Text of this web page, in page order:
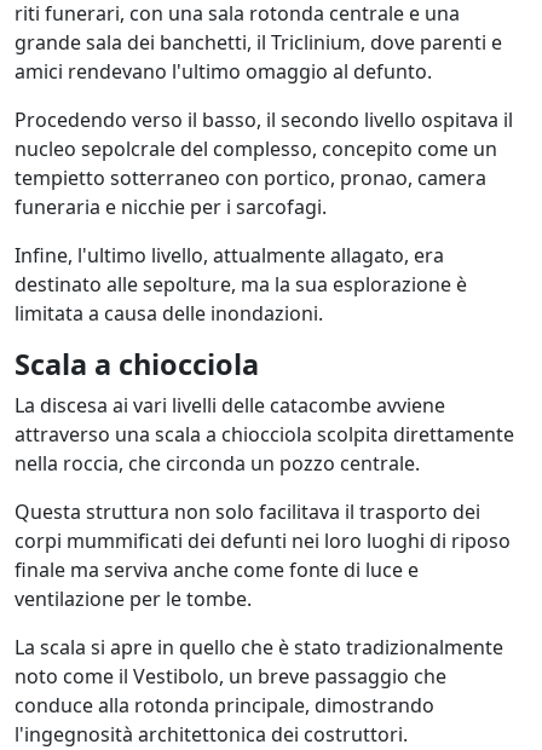
riti funerari, con una sala rotonda centrale e una
grande sala dei banchetti, il Triclinium, dove parenti e
amici rendevano l'ultimo omaggio al defunto.
Procedendo verso il basso, il secondo livello ospitava il
nucleo sepolcrale del complesso, concepito come un
tempietto sotterraneo con portico, pronao, camera
funeraria e nicchie per i sarcofagi.
Infine, l'ultimo livello, attualmente allagato, era
destinato alle sepolture, ma la sua esplorazione è
limitata a causa delle inondazioni.
Scala a chiocciola
La discesa ai vari livelli delle catacombe avviene
attraverso una scala a chiocciola scolpita direttamente
nella roccia, che circonda un pozzo centrale.
Questa struttura non solo facilitava il trasporto dei
corpi mummificati dei defunti nei loro luoghi di riposo
finale ma serviva anche come fonte di luce e
ventilazione per le tombe.
La scala si apre in quello che è stato tradizionalmente
noto come il Vestibolo, un breve passaggio che
conduce alla rotonda principale, dimostrando
l'ingegnosità architettonica dei costruttori.